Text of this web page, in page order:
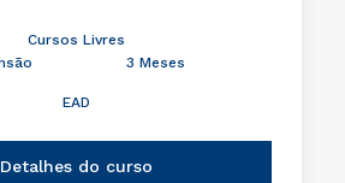
Cursos Livres
3 Meses
EAD
Detalhes do curso